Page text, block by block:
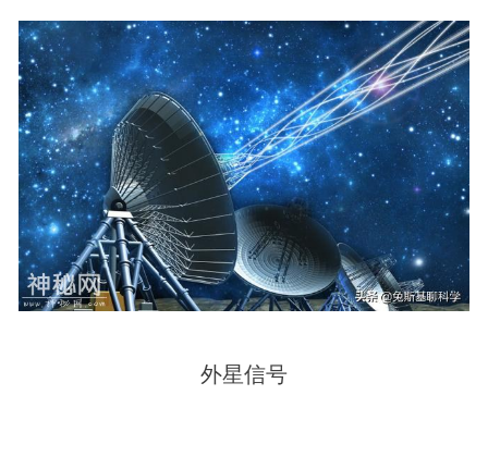
外星信号